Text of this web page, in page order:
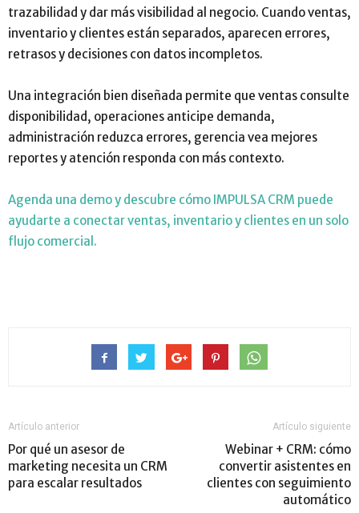
trazabilidad y dar más visibilidad al negocio. Cuando ventas,
inventario y clientes están separados, aparecen errores,
retrasos y decisiones con datos incompletos.
Una integración bien diseñada permite que ventas consulte
disponibilidad, operaciones anticipe demanda,
administración reduzca errores, gerencia vea mejores
reportes y atención responda con más contexto.
Agenda una demo y descubre cómo IMPULSA CRM puede
ayudarte a conectar ventas, inventario y clientes en un solo
flujo comercial.
Artículo anterior
Por qué un asesor de
marketing necesita un CRM
para escalar resultados
Artículo siguiente
Webinar + CRM: cómo
convertir asistentes en
clientes con seguimiento
automático